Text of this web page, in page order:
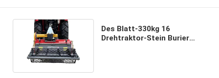
Des Blatt-330kg 16
Drehtraktor-Stein Burier